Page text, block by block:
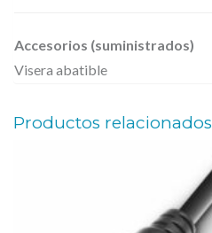
Accesorios (suministrados)
Visera abatible
Productos relacionados